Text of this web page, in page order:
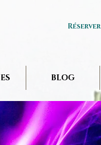
Réserver
BLOG